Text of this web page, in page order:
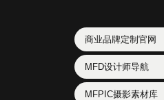
商业品牌定制官网
MFD设计师导航
MFPIC摄影素材库